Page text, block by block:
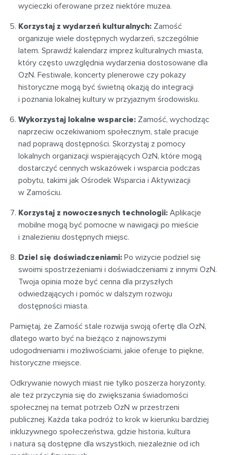
wycieczki oferowane przez niektóre muzea.
Korzystaj z wydarzeń kulturalnych: Zamość
organizuje wiele dostępnych wydarzeń, szczególnie
latem. Sprawdź kalendarz imprez kulturalnych miasta,
który często uwzględnia wydarzenia dostosowane dla
OzN. Festiwale, koncerty plenerowe czy pokazy
historyczne mogą być świetną okazją do integracji
i poznania lokalnej kultury w przyjaznym środowisku.
Wykorzystaj lokalne wsparcie: Zamość, wychodząc
naprzeciw oczekiwaniom społecznym, stale pracuje
nad poprawą dostępności. Skorzystaj z pomocy
lokalnych organizacji wspierających OzN, które mogą
dostarczyć cennych wskazówek i wsparcia podczas
pobytu, takimi jak Ośrodek Wsparcia i Aktywizacji
w Zamościu.
Korzystaj z nowoczesnych technologii: Aplikacje
mobilne mogą być pomocne w nawigacji po mieście
i znalezieniu dostępnych miejsc.
Dziel się doświadczeniami: Po wizycie podziel się
swoimi spostrzeżeniami i doświadczeniami z innymi OzN.
Twoja opinia może być cenna dla przyszłych
odwiedzających i pomóc w dalszym rozwoju
dostępności miasta.
Pamiętaj, że Zamość stale rozwija swoją ofertę dla OzN,
dlatego warto być na bieżąco z najnowszymi
udogodnieniami i możliwościami, jakie oferuje to piękne,
historyczne miejsce.
Odkrywanie nowych miast nie tylko poszerza horyzonty,
ale też przyczynia się do zwiększania świadomości
społecznej na temat potrzeb OzN w przestrzeni
publicznej. Każda taka podróż to krok w kierunku bardziej
inkluzywnego społeczeństwa, gdzie historia, kultura
i natura są dostępne dla wszystkich, niezależnie od ich